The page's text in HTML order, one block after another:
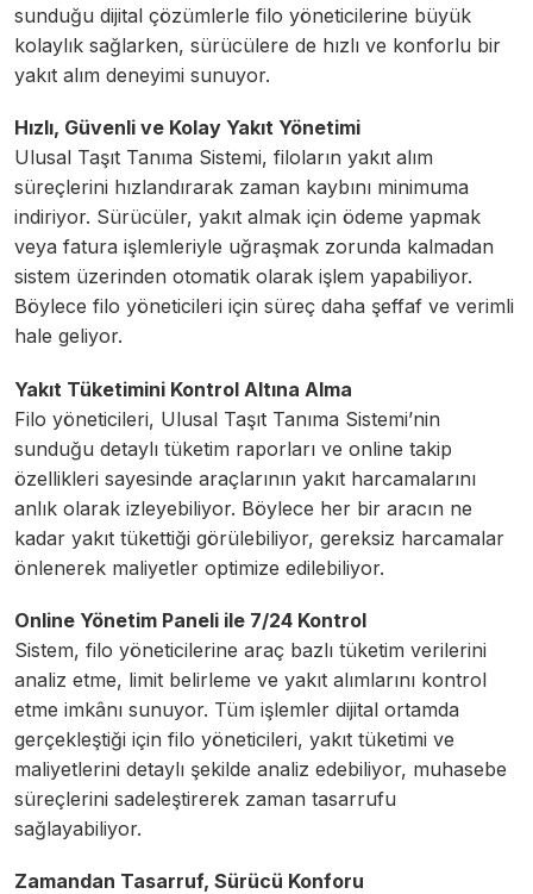
sunduğu dijital çözümlerle filo yöneticilerine büyük
kolaylık sağlarken, sürücülere de hızlı ve konforlu bir
yakıt alım deneyimi sunuyor.
Hızlı, Güvenli ve Kolay Yakıt Yönetimi
Ulusal Taşıt Tanıma Sistemi, filoların yakıt alım
süreçlerini hızlandırarak zaman kaybını minimuma
indiriyor. Sürücüler, yakıt almak için ödeme yapmak
veya fatura işlemleriyle uğraşmak zorunda kalmadan
sistem üzerinden otomatik olarak işlem yapabiliyor.
Böylece filo yöneticileri için süreç daha şeffaf ve verimli
hale geliyor.
Yakıt Tüketimini Kontrol Altına Alma
Filo yöneticileri, Ulusal Taşıt Tanıma Sistemi’nin
sunduğu detaylı tüketim raporları ve online takip
özellikleri sayesinde araçlarının yakıt harcamalarını
anlık olarak izleyebiliyor. Böylece her bir aracın ne
kadar yakıt tükettiği görülebiliyor, gereksiz harcamalar
önlenerek maliyetler optimize edilebiliyor.
Online Yönetim Paneli ile 7/24 Kontrol
Sistem, filo yöneticilerine araç bazlı tüketim verilerini
analiz etme, limit belirleme ve yakıt alımlarını kontrol
etme imkânı sunuyor. Tüm işlemler dijital ortamda
gerçekleştiği için filo yöneticileri, yakıt tüketimi ve
maliyetlerini detaylı şekilde analiz edebiliyor, muhasebe
süreçlerini sadeleştirerek zaman tasarrufu
sağlayabiliyor.
Zamandan Tasarruf, Sürücü Konforu